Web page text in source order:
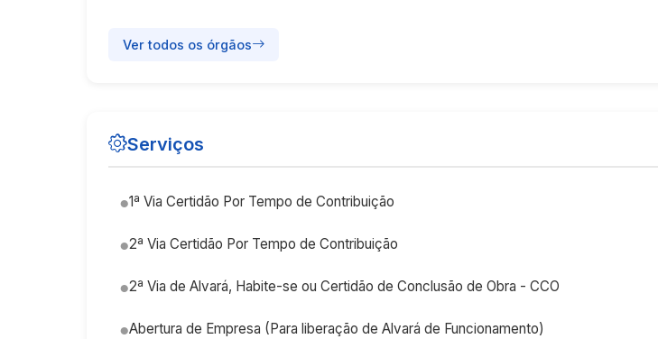
Ver todos os órgãos
Serviços
1ª Via Certidão Por Tempo de Contribuição
2ª Via Certidão Por Tempo de Contribuição
2ª Via de Alvará, Habite-se ou Certidão de Conclusão de Obra - CCO
Abertura de Empresa (Para liberação de Alvará de Funcionamento)